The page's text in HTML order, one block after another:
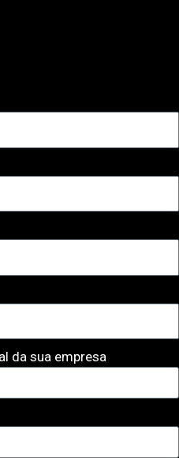
da sua empresa